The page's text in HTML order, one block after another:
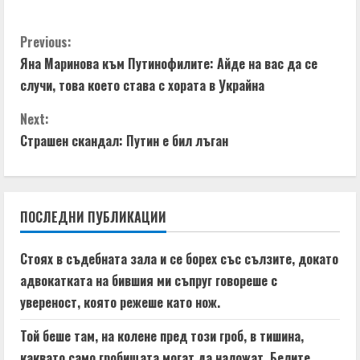
i
n
g
C
o
n
t
i
n
u
e
R
e
Previous:
Яна Маринова към Путинофилите: Айде на вас да се
случи, това което става с хората в Украйна
Next:
Страшен скандал: Путин е бил лъган
ПОСЛЕДНИ ПУБЛИКАЦИИ
Стоях в съдебната зала и се борех със сълзите, докато
адвокатката на бившия ми съпруг говореше с
увереност, която режеше като нож.
Той беше там, на колене пред този гроб, в тишина,